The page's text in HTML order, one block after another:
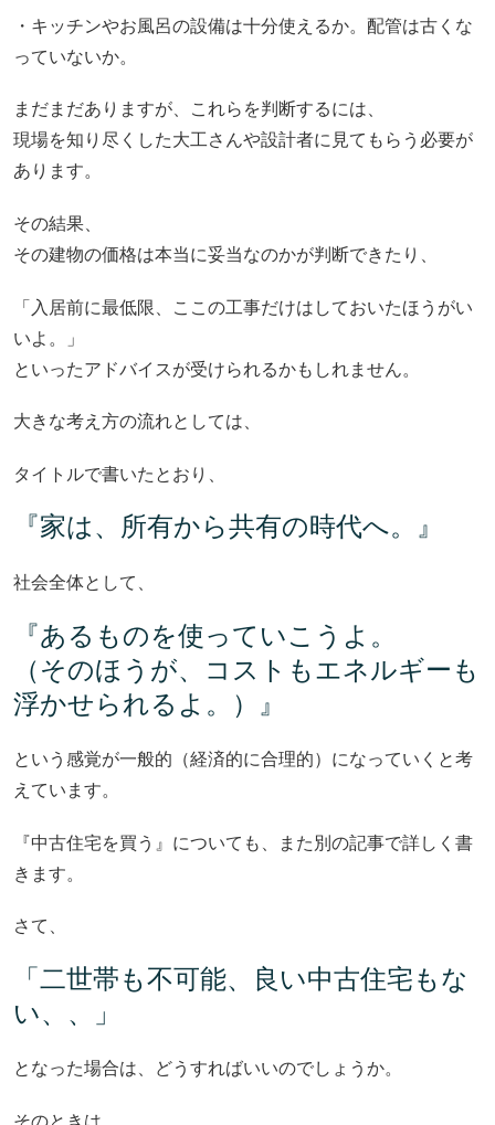
・キッチンやお風呂の設備は十分使えるか。配管は古くな
っていないか。
まだまだありますが、これらを判断するには、
現場を知り尽くした大工さんや設計者に見てもらう必要が
あります。
その結果、
その建物の価格は本当に妥当なのかが判断できたり、
「入居前に最低限、ここの工事だけはしておいたほうがい
いよ。」
といったアドバイスが受けられるかもしれません。
大きな考え方の流れとしては、
タイトルで書いたとおり、
『家は、所有から共有の時代へ。』
社会全体として、
『あるものを使っていこうよ。
（そのほうが、コストもエネルギーも
浮かせられるよ。）』
という感覚が一般的（経済的に合理的）になっていくと考
えています。
『中古住宅を買う』についても、また別の記事で詳しく書
きます。
さて、
「二世帯も不可能、良い中古住宅もな
い、、」
となった場合は、どうすればいいのでしょうか。
そのときは、